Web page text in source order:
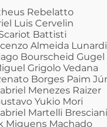
Rebelatto
Luis Cervelin
Battisti
Almeida Lunardi
Bourscheid Gugel
Grigolo Vedana
Borges Paim
Menezes Raizer
Yukio Mori
Martelli Bresciani
Miguens Machado